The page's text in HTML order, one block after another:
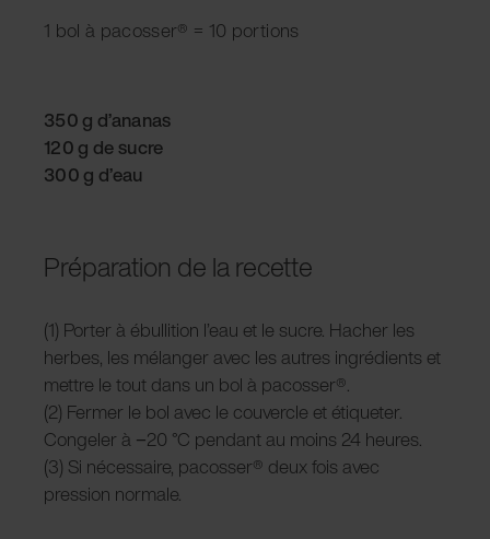
1 bol à pacosser® = 10 portions
350 g d’ananas
120 g de sucre
300 g d’eau
Préparation de la recette
(1) Porter à ébullition l’eau et le sucre. Hacher les
herbes, les mélanger avec les autres ingrédients et
mettre le tout dans un bol à pacosser®.
(2) Fermer le bol avec le couvercle et étiqueter.
Congeler à −20 °C pendant au moins 24 heures.
(3) Si nécessaire, pacosser® deux fois avec
pression normale.